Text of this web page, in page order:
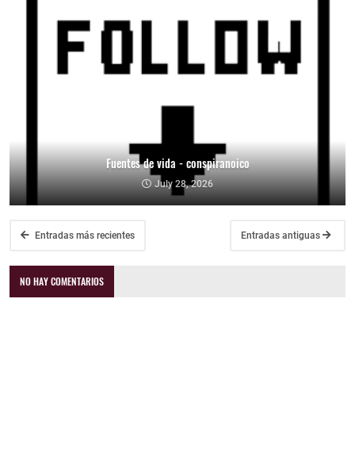
Fuentes de vida - conspiranoico
July 28, 2026
Entradas más recientes Entradas antiguas
NO HAY COMENTARIOS